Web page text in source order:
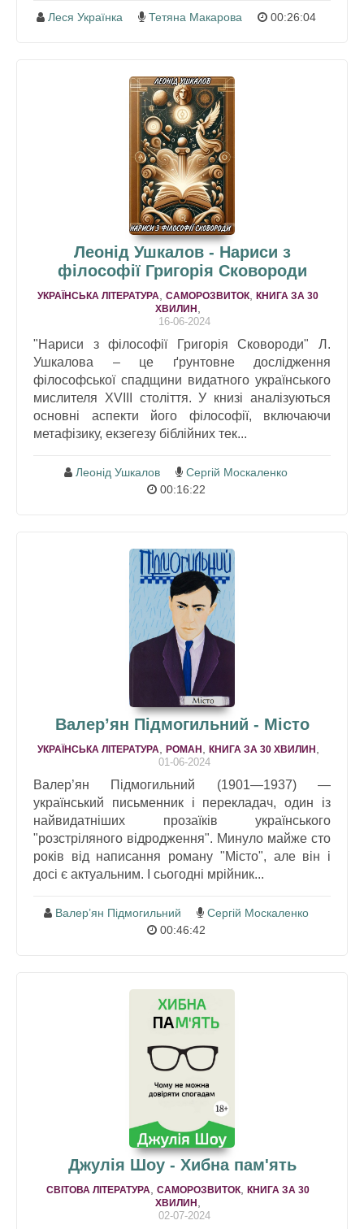
Леся Українка Тетяна Макарова 00:26:04
Леонід Ушкалов - Нариси з
філософії Григорія Сковороди
УКРАЇНСЬКА ЛІТЕРАТУРА САМОРОЗВИТОК
КНИГА ЗА 30
ХВИЛИН
16-06-2024
"Нариси з філософії Григорія Сковороди" Л.
Ушкалова – це ґрунтовне дослідження
філософської спадщини видатного українського
мислителя XVIII століття. У книзі аналізуються
основні аспекти його філософії, включаючи
метафізику, екзегезу біблійних тек...
Леонід Ушкалов
Сергій Москаленко
00:16:22
Валер’ян Підмогильний - Місто
УКРАЇНСЬКА ЛІТЕРАТУРА РОМАН КНИГА ЗА 30 ХВИЛИН
01-06-2024
Валер’ян Підмогильний (1901—1937) —
український письменник і перекладач, один із
найвидатніших прозаїків українського
"розстріляного відродження". Минуло майже сто
років від написання роману "Місто", але він і
досі є актуальним. І сьогодні мрійник...
Валер’ян Підмогильний
Сергій Москаленко
00:46:42
Джулія Шоу - Хибна пам'ять
СВІТОВА ЛІТЕРАТУРА, САМОРОЗВИТОК, КНИГА ЗА 30
ХВИЛИН ,
02-07-2024